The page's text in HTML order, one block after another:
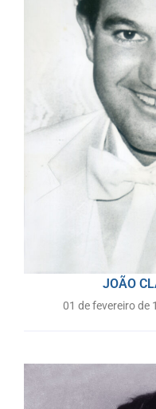
JOÃO
01 de fevereiro de